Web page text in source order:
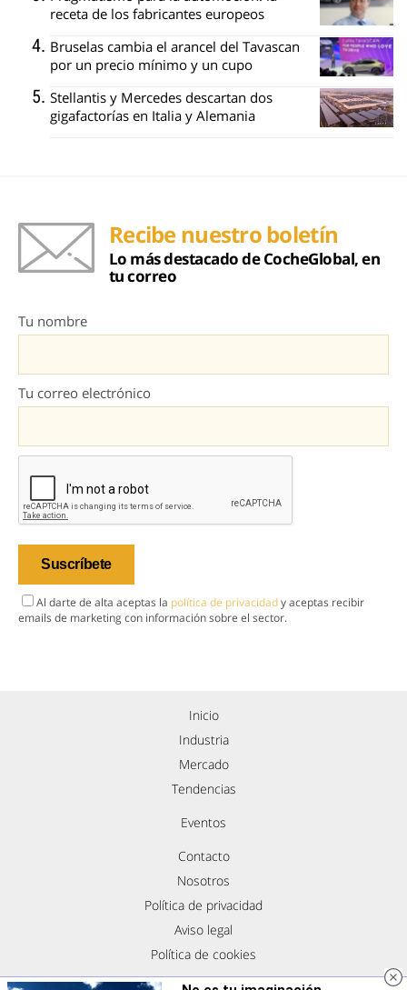
receta de los fabricantes europeos
Bruselas cambia el arancel del Tavascan
por un precio mínimo y un cupo
Stellantis y Mercedes descartan dos
gigafactorías en Italia y Alemania
Recibe nuestro boletín
Lo más destacado de CocheGlobal, en
tu correo
Tu nombre
Tu correo electrónico
Al darte de alta aceptas la política de privacidady aceptas recibir
emails de marketing con información sobre el sector.
Inicio
Industria
Mercado
Tendencias
Eventos
Contacto
Nosotros
Política de privacidad
Aviso legal
Política de cookies